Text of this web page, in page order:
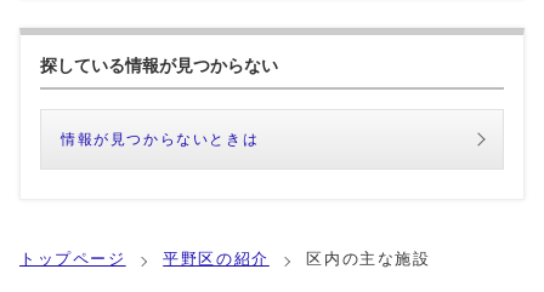
探している情報が見つからない
情報が見つからないときは
トップページ 平野区の紹介 区内の主な施設